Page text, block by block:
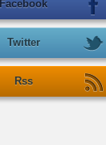
Facebook
Twitter
Rss